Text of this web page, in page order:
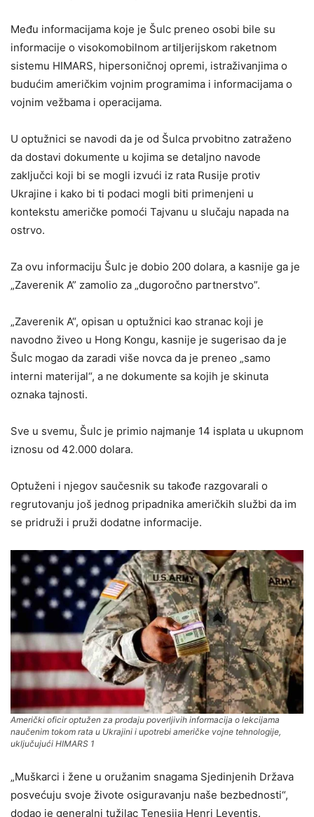
Među informacijama koje je Šulc preneo osobi bile su
informacije o visokomobilnom artiljerijskom raketnom
sistemu HIMARS, hipersoničnoj opremi, istraživanjima o
budućim američkim vojnim programima i informacijama o
vojnim vežbama i operacijama.
U optužnici se navodi da je od Šulca prvobitno zatraženo
da dostavi dokumente u kojima se detaljno navode
zaključci koji bi se mogli izvući iz rata Rusije protiv
Ukrajine i kako bi ti podaci mogli biti primenjeni u
kontekstu američke pomoći Tajvanu u slučaju napada na
ostrvo.
Za ovu informaciju Šulc je dobio 200 dolara, a kasnije ga je
„Zaverenik A” zamolio za „dugoročno partnerstvo”.
„Zaverenik A“, opisan u optužnici kao stranac koji je
navodno živeo u Hong Kongu, kasnije je sugerisao da je
Šulc mogao da zaradi više novca da je preneo „samo
interni materijal“, a ne dokumente sa kojih je skinuta
oznaka tajnosti.
Sve u svemu, Šulc je primio najmanje 14 isplata u ukupnom
iznosu od 42.000 dolara.
Optuženi i njegov saučesnik su takođe razgovarali o
regrutovanju još jednog pripadnika američkih službi da im
se pridruži i pruži dodatne informacije.
Američki oficir optužen za prodaju poverljivih informacija o lekcijama
naučenim tokom rata u Ukrajini i upotrebi američke vojne tehnologije,
uključujući HIMARS 1
„Muškarci i žene u oružanim snagama Sjedinjenih Država
posvećuju svoje živote osiguravanju naše bezbednosti“,
dodao je generalni tužilac Tenesija Henri Leventis.